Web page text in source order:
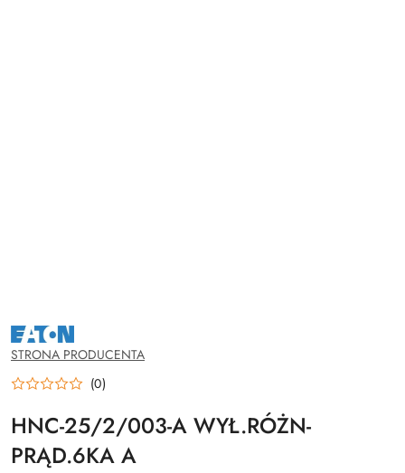
NAZWA
PRODUCENTA:
EATON
STRONA PRODUCENTA
(0)
HNC-25/2/003-A WYŁ.RÓŻN-
PRĄD.6KA A